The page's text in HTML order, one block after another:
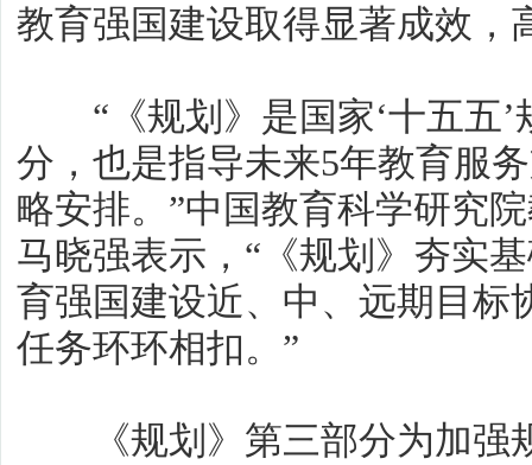
教育强国建设取得显著成效，
“《规划》是国家‘十五五’
分，也是指导未来5年教育服
略安排。”中国教育科学研究
马晓强表示，“《规划》夯实
育强国建设近、中、远期目标
任务环环相扣。”
《规划》第三部分为加强